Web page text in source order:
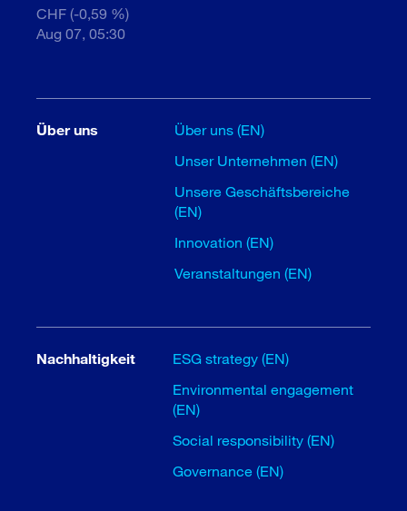
CHF (-0,59 %)
Aug 07, 05:30
Über uns
Über uns (EN)
Unser Unternehmen (EN)
Unsere Geschäftsbereiche
(EN)
Innovation (EN)
Veranstaltungen (EN)
Nachhaltigkeit
ESG strategy (EN)
Environmental engagement
(EN)
Social responsibility (EN)
Governance (EN)